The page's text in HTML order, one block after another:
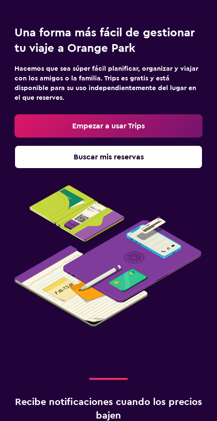
Una forma más fácil de gestionar
tu viaje a Orange Park
Hacemos que sea súper fácil planificar, organizar y viajar
con los amigos o la familia. Trips es gratis y está
disponible para su uso independientemente del lugar en
el que reserves.
Empezar a usar Trips
Buscar mis reservas
Recibe notificaciones cuando los precios
bajen